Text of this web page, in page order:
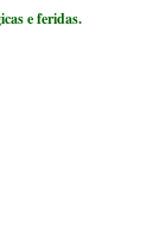
e feridas.